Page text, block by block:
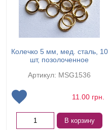
Колечко 5 мм, мед. сталь, 10
шт, позолоченное
Артикул: MSG1536
11.00 грн.
В корзину